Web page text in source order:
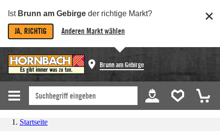
Ist Brunn am Gebirge der richtige Markt?
JA, RICHTIG Anderen Markt wählen
Brunn am Gebirge
Startseite